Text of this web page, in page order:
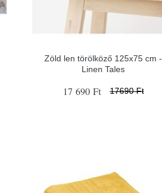
Zöld len törölköző 125x75 cm -
Linen Tales
17 690 Ft 17690 Ft